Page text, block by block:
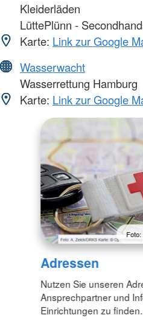
Kleiderläden
LüttePlünn -
Karte: Link zur Google
Wasserwacht
Wasserrettung Hamburg
Karte: Link zur Google
Adressen
Nutzen Sie unseren
Ansprechpartner und
Einrichtungen zu finden.